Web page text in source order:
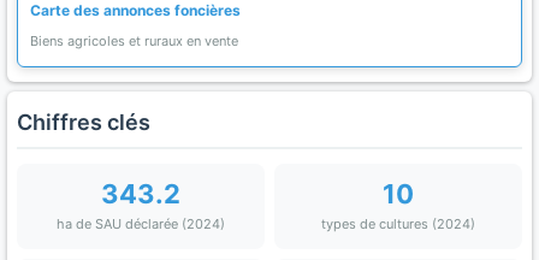
Carte des annonces foncières
Biens agricoles et ruraux en vente
Chiffres clés
343.2
ha de SAU déclarée (2024)
10
types de cultures (2024)